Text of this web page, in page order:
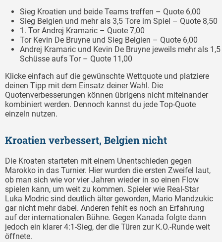
Sieg Kroatien und beide Teams treffen – Quote 6,00
Sieg Belgien und mehr als 3,5 Tore im Spiel – Quote 8,50
1. Tor Andrej Kramaric – Quote 7,00
Tor Kevin De Bruyne und Sieg Belgien – Quote 6,00
Andrej Kramaric und Kevin De Bruyne jeweils mehr als 1,5
Schüsse aufs Tor – Quote 11,00
Klicke einfach auf die gewünschte Wettquote und platziere
deinen Tipp mit dem Einsatz deiner Wahl. Die
Quotenverbesserungen können übrigens nicht miteinander
kombiniert werden. Dennoch kannst du jede Top-Quote
einzeln nutzen.
Kroatien verbessert, Belgien nicht
Die Kroaten starteten mit einem Unentschieden gegen
Marokko in das Turnier. Hier wurden die ersten Zweifel laut,
ob man sich wie vor vier Jahren wieder in so einen Flow
spielen kann, um weit zu kommen. Spieler wie Real-Star
Luka Modric sind deutlich älter geworden, Mario Mandzukic
gar nicht mehr dabei. Anderen fehlt es noch an Erfahrung
auf der internationalen Bühne. Gegen Kanada folgte dann
jedoch ein klarer 4:1-Sieg, der die Türen zur K.O.-Runde weit
öffnete.